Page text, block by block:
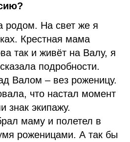
родом. На свет же я
Крестная мама
так и живёт на Валу, я
подробности.
Валом – вез роженицу.
что настал момент
знак экипажу.
маму и полетел в
роженицами. А так бы